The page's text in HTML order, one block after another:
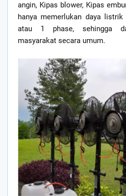
angin, Kipas blower, Kipas
hanya memerlukan daya
atau 1 phase, sehingga
masyarakat secara umum.